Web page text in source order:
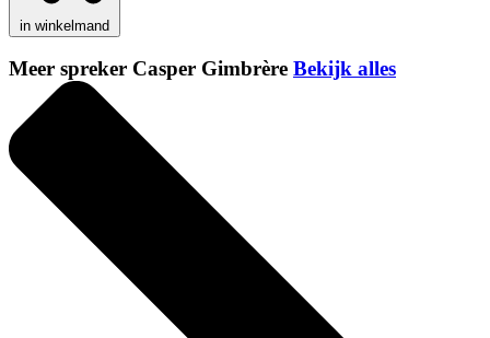
in winkelmand
Meer spreker Casper Gimbrère Bekijk alles